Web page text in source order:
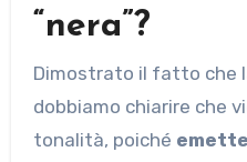
“nera”?
Dimostrato il fatto che
dobbiamo chiarire che
tonalità, poiché